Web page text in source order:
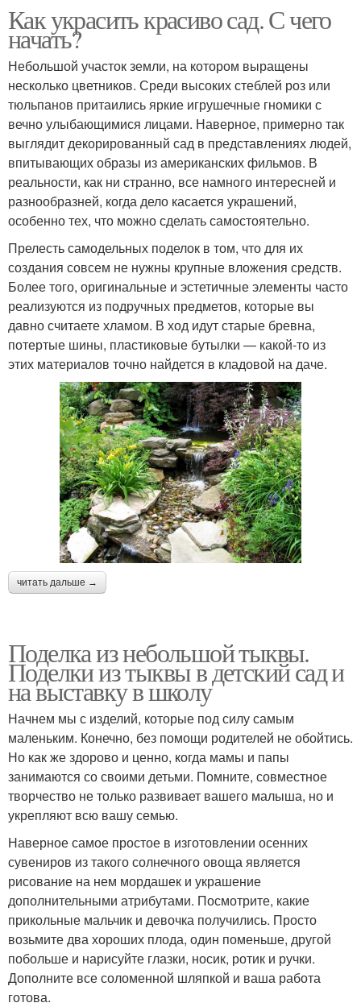
Как украсить красиво сад. С чего
начать?
Небольшой участок земли, на котором выращены
несколько цветников. Среди высоких стеблей роз или
тюльпанов притаились яркие игрушечные гномики с
вечно улыбающимися лицами. Наверное, примерно так
выглядит декорированный сад в представлениях людей,
впитывающих образы из американских фильмов. В
реальности, как ни странно, все намного интересней и
разнообразней, когда дело касается украшений,
особенно тех, что можно сделать самостоятельно.
Прелесть самодельных поделок в том, что для их
создания совсем не нужны крупные вложения средств.
Более того, оригинальные и эстетичные элементы часто
реализуются из подручных предметов, которые вы
давно считаете хламом. В ход идут старые бревна,
потертые шины, пластиковые бутылки — какой-то из
этих материалов точно найдется в кладовой на даче.
читать дальше →
Поделка из небольшой тыквы.
Поделки из тыквы в детский сад и
на выставку в школу
Начнем мы с изделий, которые под силу самым
маленьким. Конечно, без помощи родителей не обойтись.
Но как же здорово и ценно, когда мамы и папы
занимаются со своими детьми. Помните, совместное
творчество не только развивает вашего малыша, но и
укрепляют всю вашу семью.
Наверное самое простое в изготовлении осенних
сувениров из такого солнечного овоща является
рисование на нем мордашек и украшение
дополнительными атрибутами. Посмотрите, какие
прикольные мальчик и девочка получились. Просто
возьмите два хороших плода, один поменьше, другой
побольше и нарисуйте глазки, носик, ротик и ручки.
Дополните все соломенной шляпкой и ваша работа
готова.